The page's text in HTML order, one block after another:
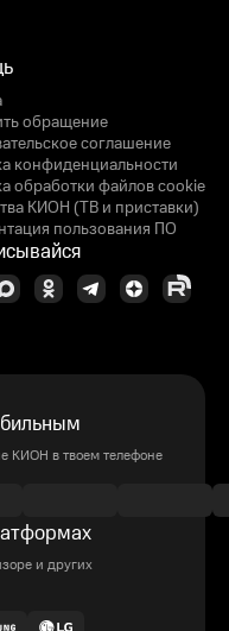
обращение
соглашение
конфиденциальности
обработки файлов cookie
КИОН (ТВ и приставки)
пользования ПО
КИОН в твоем телефоне
и других